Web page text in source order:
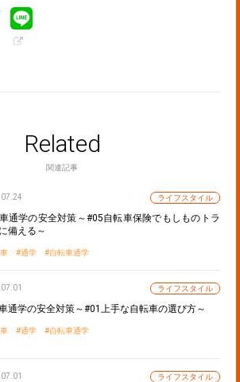
Related
関連記事
ライフスタイル
通学の安全対策～#05自転車保険でもしものトラ
備える～
通学 自転車通学
ライフスタイル
通学の安全対策～#01上手な自転車の選び方～
通学 自転車通学
ライフスタイル